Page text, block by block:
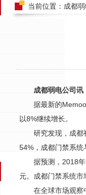
当前位置： 成都
成都弱电公司讯
据最新的
以8%继续增长。
研究发现， 成都
54%，成都门禁系统
据预测，2018
元。成都门禁系统市
在全球市场观察